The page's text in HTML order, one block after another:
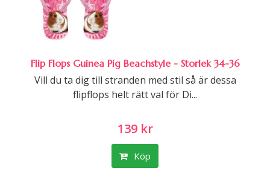
Flip Flops Guinea Pig Beachstyle - Storlek 34-36
Vill du ta dig till stranden med stil så är dessa
flipflops helt rätt val för Di...
139 kr
Köp